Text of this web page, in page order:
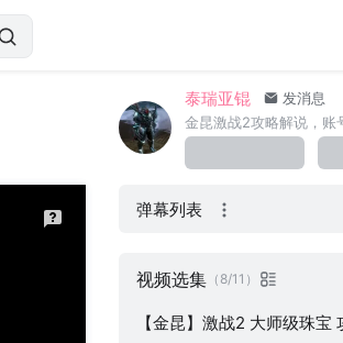
泰瑞亚锟
发消息
弹幕列表
视频选集 （8/11）
【金昆】激战2 制作前必须
【金昆】激战2 宗师级厨师
【金昆】激战2 大师级珠宝